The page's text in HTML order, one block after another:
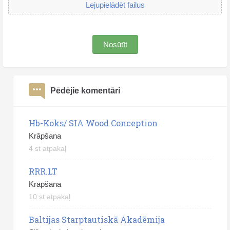
Lejupielādēt failus
Nosūtīt
Pēdējie komentāri
Hb-Koks/ SIA Wood Conception
Krāpšana
4 st atpakaļ
RRR.LT
Krāpšana
10 st atpakaļ
Baltijas Starptautiskā Akadēmija